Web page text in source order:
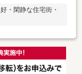
・閑静な住宅街・